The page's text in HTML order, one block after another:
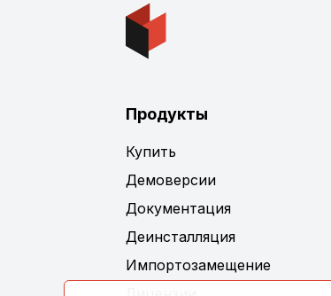
Продукты
Купить
Демоверсии
Документация
Деинсталляция
Импортозамещение